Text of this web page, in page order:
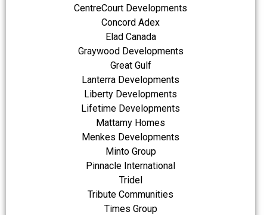
CentreCourt Developments
Concord Adex
Elad Canada
Graywood Developments
Great Gulf
Lanterra Developments
Liberty Developments
Lifetime Developments
Mattamy Homes
Menkes Developments
Minto Group
Pinnacle International
Tridel
Tribute Communities
Times Group